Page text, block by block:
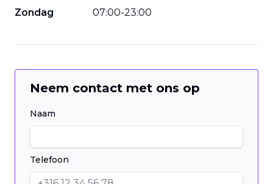
Zondag
07:00-23:00
Neem contact met ons op
Naam
Telefoon